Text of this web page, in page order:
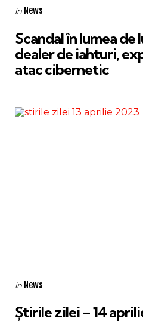
Categories
Posted
in News
Scandal în lumea
dealer de iahturi,
atac cibernetic
Categories
Posted
in News
Știrile zilei – 14